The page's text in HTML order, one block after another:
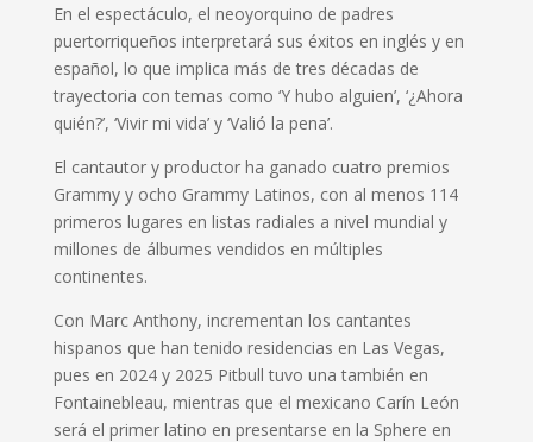
En el espectáculo, el neoyorquino de padres
puertorriqueños interpretará sus éxitos en inglés y en
español, lo que implica más de tres décadas de
trayectoria con temas como ‘Y hubo alguien’, ‘¿Ahora
quién?’, ‘Vivir mi vida’ y ‘Valió la pena’.
El cantautor y productor ha ganado cuatro premios
Grammy y ocho Grammy Latinos, con al menos 114
primeros lugares en listas radiales a nivel mundial y
millones de álbumes vendidos en múltiples
continentes.
Con Marc Anthony, incrementan los cantantes
hispanos que han tenido residencias en Las Vegas,
pues en 2024 y 2025 Pitbull tuvo una también en
Fontainebleau, mientras que el mexicano Carín León
será el primer latino en presentarse en la Sphere en